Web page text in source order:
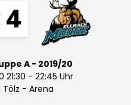
4
A - 2019/20
21:30 - 22:45 Uhr
Tölz - Arena